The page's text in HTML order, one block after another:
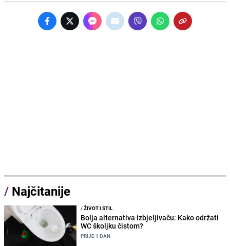
/ Najčitanije
/ŽIVOT I STIL
Bolja alternativa izbjeljivaču: Kako održati
WC školjku čistom?
PRIJE 1 DAN